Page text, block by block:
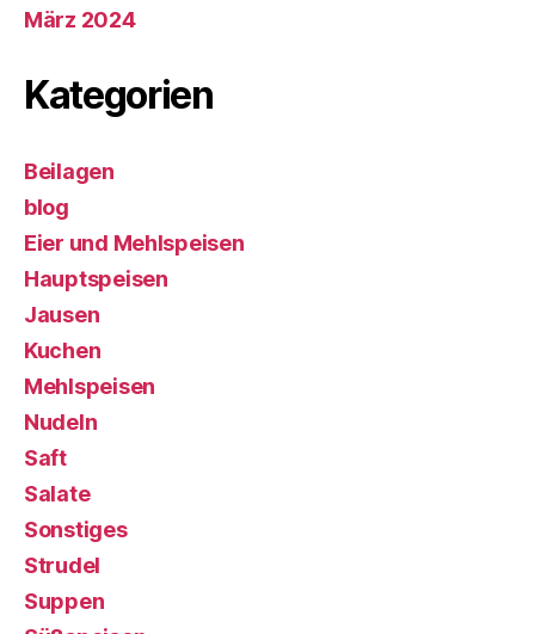
März 2024
Kategorien
Beilagen
blog
Eier und Mehlspeisen
Hauptspeisen
Jausen
Kuchen
Mehlspeisen
Nudeln
Saft
Salate
Sonstiges
Strudel
Suppen